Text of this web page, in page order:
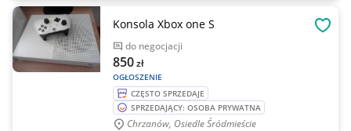
Konsola Xbox one S
do negocjacji
OGŁOSZENIE
850zł
CZĘSTO SPRZEDAJE
SPRZEDAJĄCY: OSOBA PRYWATNA
Chrzanów, Osiedle Śródmieście